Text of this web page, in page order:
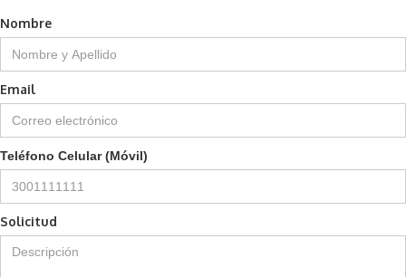
Nombre
Email
Teléfono Celular (Móvil)
Solicitud